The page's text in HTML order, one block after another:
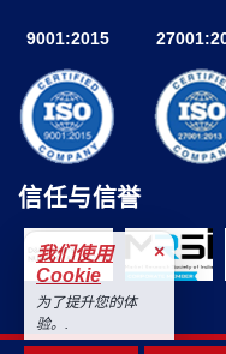
9001:2015
信任与信誉
我们使用
Cookie
×
为了提升您的体
验。.